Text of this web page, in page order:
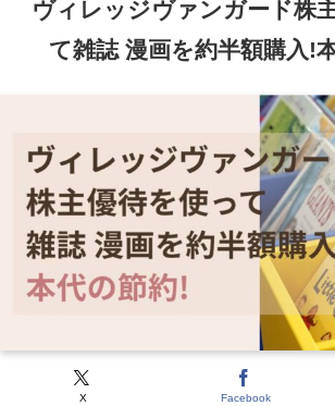
ヴィレッジヴァンガード株
て雑誌 漫画を約半額購入!
X Facebook